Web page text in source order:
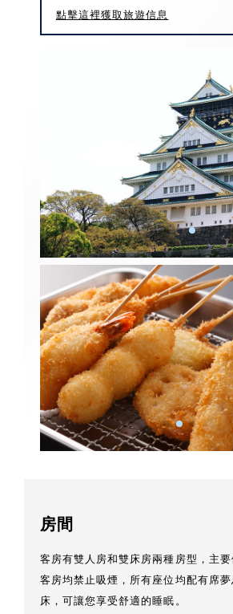
點擊這裡獲取旅遊信息
房間
客房有雙人房和雙床房兩種房型，主
客房均禁止吸煙，所有座位均配有席
床，可讓您享受舒適的睡眠。